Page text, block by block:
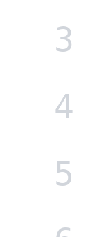
3
4
5